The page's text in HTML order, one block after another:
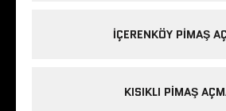
IÇERENKÖY PIMAŞ
KISIKLI PIMAŞ